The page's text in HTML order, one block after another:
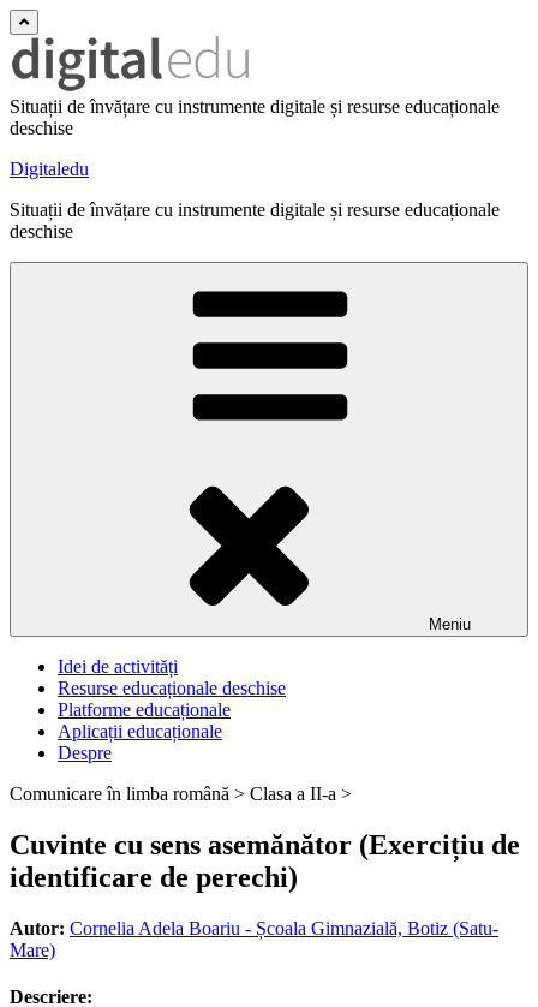
Situații de învățare cu instrumente digitale și resurse educaționale
deschise
Digitaledu
Situații de învățare cu instrumente digitale și resurse educaționale
deschise
Meniu
Idei de activități
Resurse educaționale deschise
Platforme educaționale
Aplicații educaționale
Despre
Comunicare în limba română > Clasa a II-a >
Cuvinte cu sens asemănător (Exercițiu de
identificare de perechi)
Autor: Cornelia Adela Boariu - Școala Gimnazială, Botiz (Satu-
Mare)
Descriere: